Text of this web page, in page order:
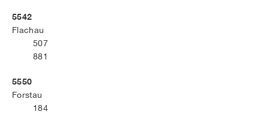
5542
Flachau
507
881
5550
Forstau
184